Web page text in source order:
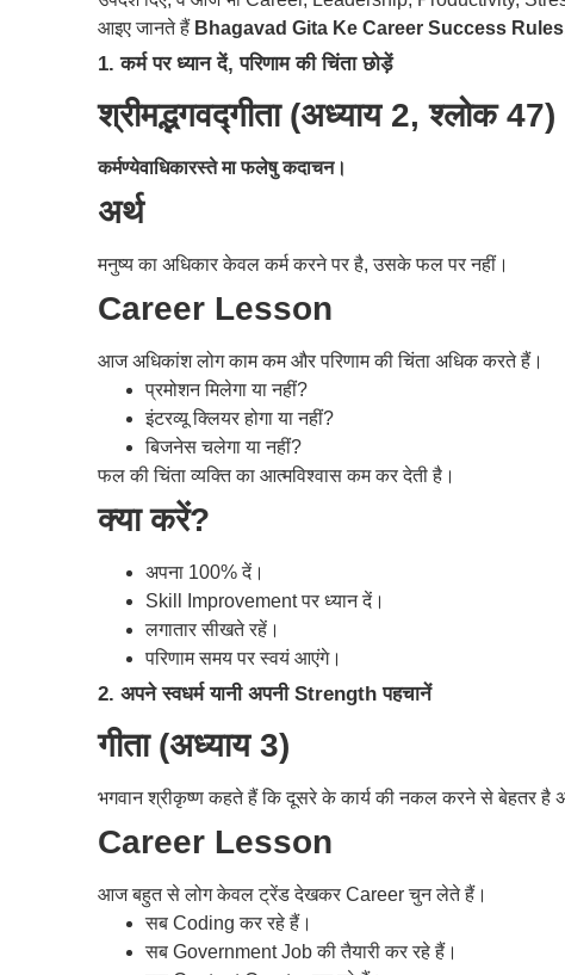
आइए जानते हैं Bhagavad Gita Ke Career Success Rules
1. कर्म पर ध्यान दें, परिणाम की चिंता छोड़ें
श्रीमद्भगवद्गीता (अध्याय 2, श्लोक 47)
कर्मण्येवाधिकारस्ते मा फलेषु कदाचन।
अर्थ
मनुष्य का अधिकार केवल कर्म करने पर है, उसके फल पर नहीं।
Career Lesson
आज अधिकांश लोग काम कम और परिणाम की चिंता अधिक करते हैं।
प्रमोशन मिलेगा या नहीं?
इंटरव्यू क्लियर होगा या नहीं?
बिजनेस चलेगा या नहीं?
फल की चिंता व्यक्ति का आत्मविश्वास कम कर देती है।
क्या करें?
अपना 100% दें।
Skill Improvement पर ध्यान दें।
लगातार सीखते रहें।
परिणाम समय पर स्वयं आएंगे।
2. अपने स्वधर्म यानी अपनी Strength पहचानें
गीता (अध्याय 3)
भगवान श्रीकृष्ण कहते हैं कि दूसरे के कार्य की नकल करने से बेहतर है
Career Lesson
आज बहुत से लोग केवल ट्रेंड देखकर Career चुन लेते हैं।
सब Coding कर रहे हैं।
सब Government Job की तैयारी कर रहे हैं।